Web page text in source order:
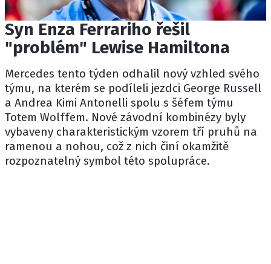
Syn Enza Ferrariho řešil
"problém" Lewise Hamiltona
Mercedes tento týden odhalil nový vzhled svého
týmu, na kterém se podíleli jezdci George Russell
a Andrea Kimi Antonelli spolu s šéfem týmu
Totem Wolffem. Nové závodní kombinézy byly
vybaveny charakteristickým vzorem tří pruhů na
ramenou a nohou, což z nich činí okamžitě
rozpoznatelný symbol této spolupráce.